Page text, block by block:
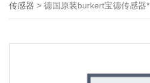
传感器 > 德国原装burkert宝德传感器*